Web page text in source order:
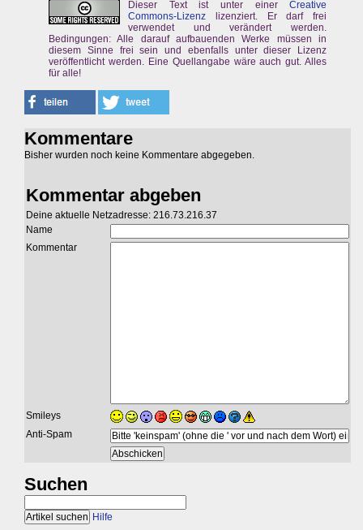
Dieser Text ist unter einerCreative
Commons-Lizenz lizenziert. Er darf frei
verwendet und verändert werden.
Bedingungen: Alle darauf aufbauenden Werke müssen in
diesem Sinne frei sein und ebenfalls unter dieser Lizenz
veröffentlicht werden. Eine Quellangabe wäre auch gut. Alles
für alle!
Kommentare
Bisher wurden noch keine Kommentare abgegeben.
Kommentar abgeben
Deine aktuelle Netzadresse: 216.73.216.37
Name
Kommentar
Smileys
Anti-Spam
Suchen
Hilfe